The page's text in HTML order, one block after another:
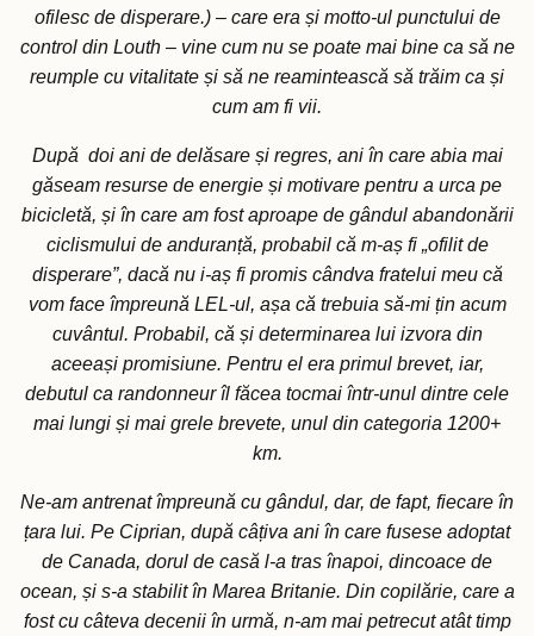
ofilesc de disperare.) – care era și motto-ul punctului de
control din Louth – vine cum nu se poate mai bine ca să ne
reumple cu vitalitate și să ne reamintească să trăim ca și
cum am fi vii.
După doi ani de delăsare și regres, ani în care abia mai
găseam resurse de energie și motivare pentru a urca pe
bicicletă, și în care am fost aproape de gândul abandonării
ciclismului de anduranță, probabil că m-aș fi „ofilit de
disperare”, dacă nu i-aș fi promis cândva fratelui meu că
vom face împreună LEL-ul, așa că trebuia să-mi țin acum
cuvântul. Probabil, că și determinarea lui izvora din
aceeași promisiune. Pentru el era primul brevet, iar,
debutul ca randonneur îl făcea tocmai într-unul dintre cele
mai lungi și mai grele brevete, unul din categoria 1200+
km.
Ne-am antrenat împreună cu gândul, dar, de fapt, fiecare în
țara lui. Pe Ciprian, după câțiva ani în care fusese adoptat
de Canada, dorul de casă l-a tras înapoi, dincoace de
ocean, și s-a stabilit în Marea Britanie. Din copilărie, care a
fost cu câteva decenii în urmă, n-am mai petrecut atât timp